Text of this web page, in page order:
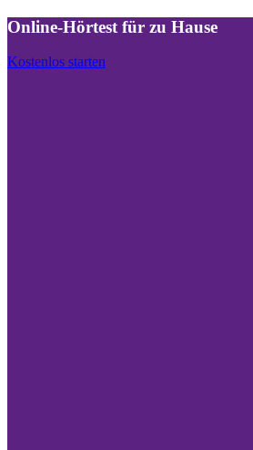
Online-Hörtest für zu Hause
Kostenlos starten